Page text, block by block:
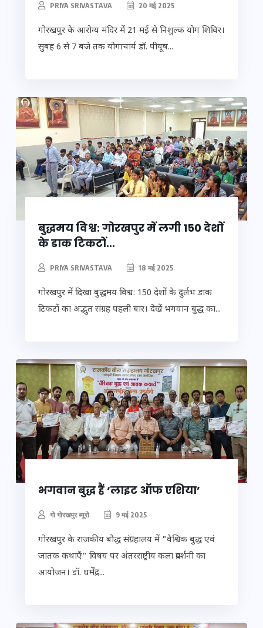
PRIYA SRIVASTAVA 20 मई 2025
गोरखपुर के आरोग्य मंदिर में 21 मई से निशुल्क योग शिविर।
सुबह 6 से 7 बजे तक योगाचार्य डॉ. पीयूष...
बुद्धमय विश्व: गोरखपुर में लगी 150 देशों
के डाक टिकटों...
PRIYA SRIVASTAVA 18 मई 2025
गोरखपुर में दिखा बुद्धमय विश्व: 150 देशों के दुर्लभ डाक
टिकटों का अद्भुत संग्रह पहली बार। देखें भगवान बुद्ध का...
भगवान बुद्ध हैं ‘लाइट ऑफ एशिया’
गो गोरखपुर ब्यूरो 9 मई 2025
गोरखपुर के राजकीय बौद्ध संग्रहालय में "वैश्विक बुद्ध एवं
जातक कथाएँ" विषय पर अंतरराष्ट्रीय कला प्रदर्शनी का
आयोजन। डॉ. धर्मेंद्र...